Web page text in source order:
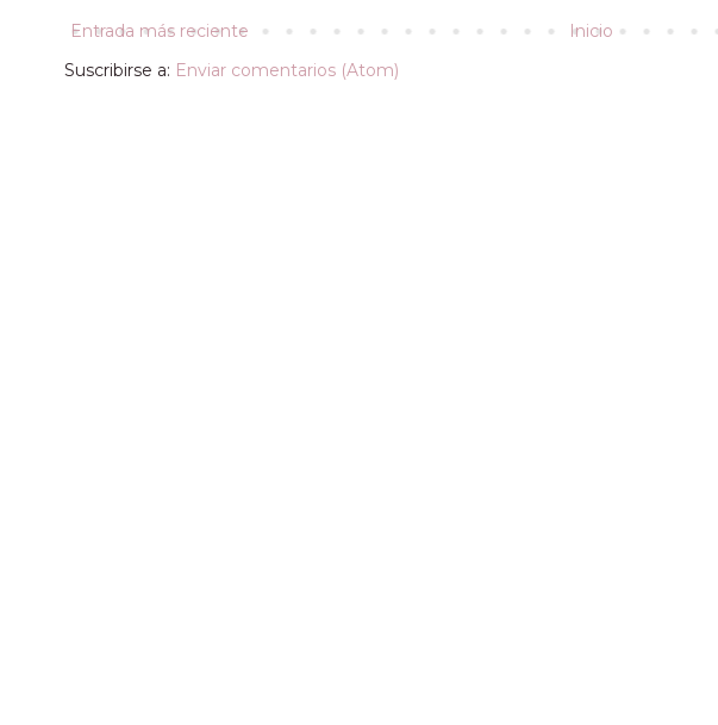
Entrada más reciente
Inicio
Suscribirse a: Enviar comentarios (Atom)